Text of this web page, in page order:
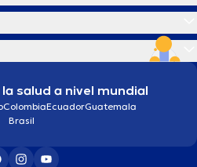
salud a nivel mundial
ColombiaEcuadorGuatemala
Brasil